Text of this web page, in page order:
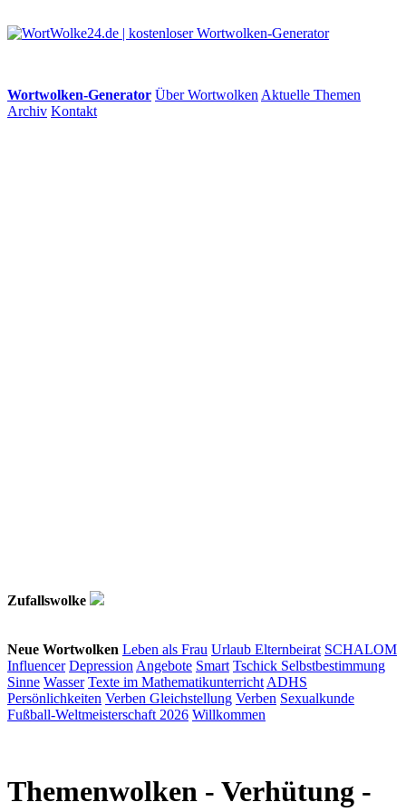
Wortwolken-Generator Über Wortwolken Aktuelle Themen
Archiv Kontakt
Zufallswolke
Neue Wortwolken Leben als Frau Urlaub Elternbeirat SCHALOM
Influencer Depression Angebote Smart Tschick Selbstbestimmung
Sinne Wasser Texte im Mathematikunterricht ADHS
Persönlichkeiten Verben Gleichstellung Verben Sexualkunde
Fußball-Weltmeisterschaft 2026 Willkommen
Themenwolken - Verhütung -